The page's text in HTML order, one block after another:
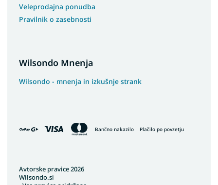
Veleprodajna ponudba
Pravilnik o zasebnosti
Wilsondo Mnenja
Wilsondo - mnenja in izkušnje strank
Bančno nakazilo Plačilo po povzetju
Avtorske pravice 2026
Wilsondo.si